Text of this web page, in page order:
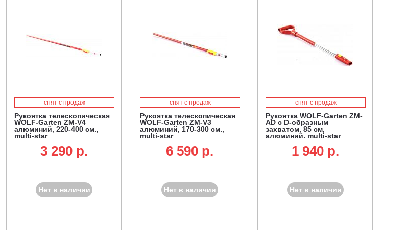
снят с продаж
Рукоятка телескопическая
WOLF-Garten ZM-V4
алюминий, 220-400 см.,
multi-star
3 290 p.
Нет в наличии
снят с продаж
Рукоятка телескопическая
WOLF-Garten ZM-V3
алюминий, 170-300 см.,
multi-star
6 590 p.
Нет в наличии
снят с продаж
Рукоятка WOLF-Garten ZM-
AD с D-образным
захватом, 85 см,
алюминий, multi-star
1 940 p.
Нет в наличии